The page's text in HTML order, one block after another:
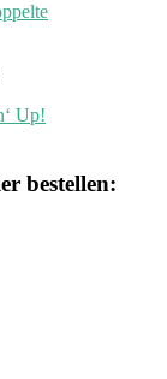
Up!
bestellen: